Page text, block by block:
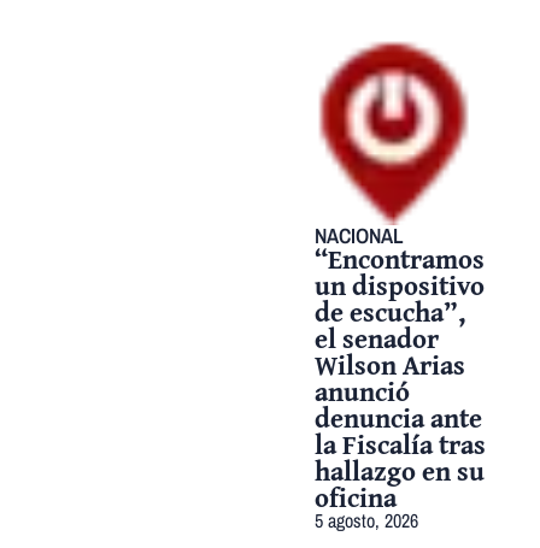
NACIONAL
“Encontramos
un dispositivo
de escucha”,
el senador
Wilson Arias
anunció
denuncia ante
la Fiscalía tras
hallazgo en su
oficina
5 agosto, 2026